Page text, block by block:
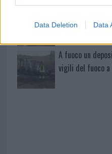
Data Deletion Data
A fuoco un
vigili del fuoco a